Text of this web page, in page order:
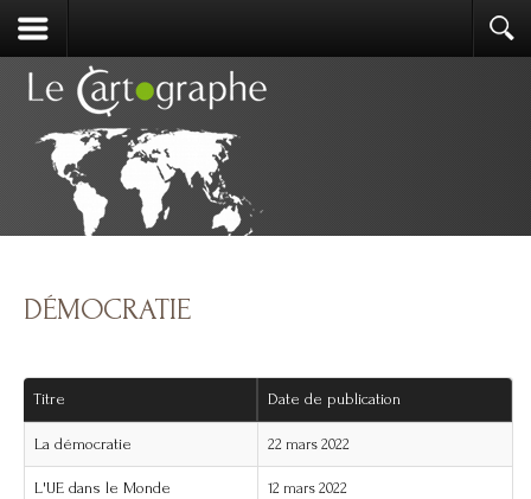
DÉMOCRATIE
Titre Date de publication
La démocratie 22 mars 2022
L'UE dans le Monde 12 mars 2022